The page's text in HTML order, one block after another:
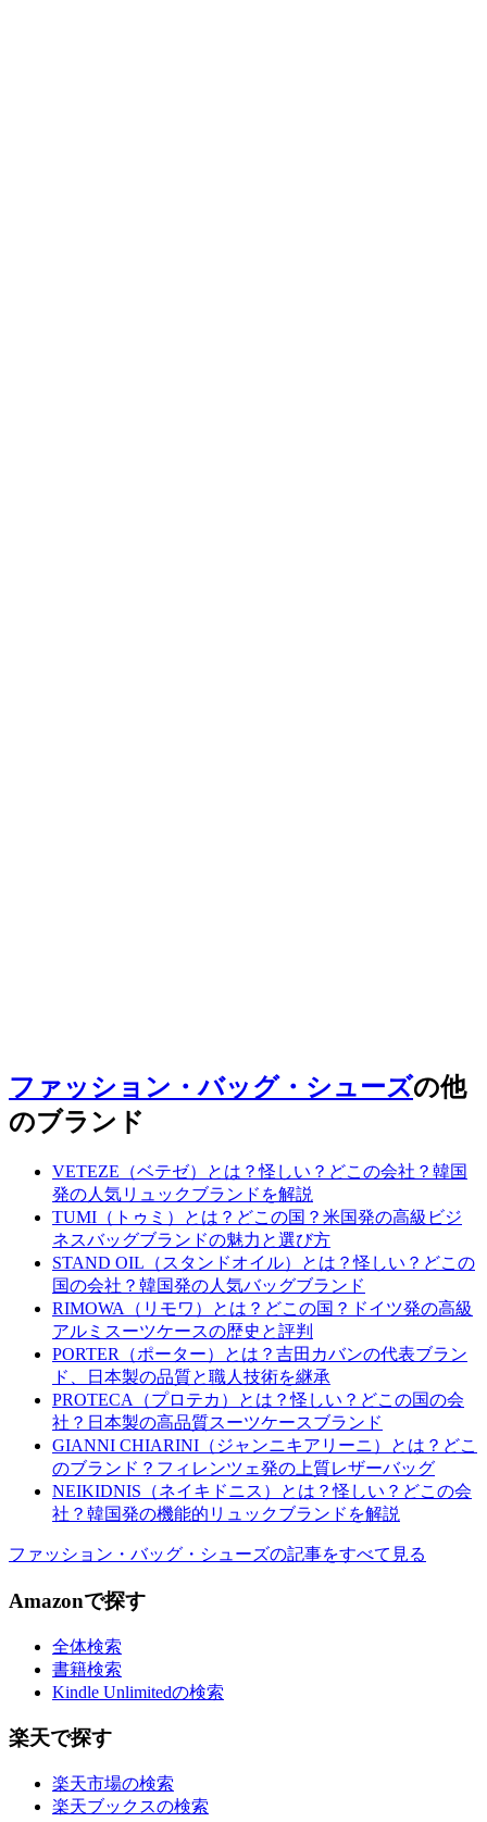
ファッション・バッグ・シューズの他
のブランド
VETEZE（ベテゼ）とは？怪しい？どこの会社？韓国
発の人気リュックブランドを解説
TUMI（トゥミ）とは？どこの国？米国発の高級ビジ
ネスバッグブランドの魅力と選び方
STAND OIL（スタンドオイル）とは？怪しい？どこの
国の会社？韓国発の人気バッグブランド
RIMOWA（リモワ）とは？どこの国？ドイツ発の高級
アルミスーツケースの歴史と評判
PORTER（ポーター）とは？吉田カバンの代表ブラン
ド、日本製の品質と職人技術を継承
PROTECA（プロテカ）とは？怪しい？どこの国の会
社？日本製の高品質スーツケースブランド
GIANNI CHIARINI（ジャンニキアリーニ）とは？どこ
のブランド？フィレンツェ発の上質レザーバッグ
NEIKIDNIS（ネイキドニス）とは？怪しい？どこの会
社？韓国発の機能的リュックブランドを解説
ファッション・バッグ・シューズの記事をすべて見る
Amazonで探す
全体検索
書籍検索
Kindle Unlimitedの検索
楽天で探す
楽天市場の検索
楽天ブックスの検索